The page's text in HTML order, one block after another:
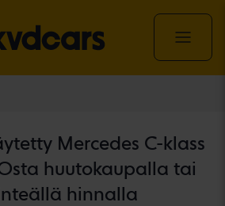
Mercedes C-klass
huutokaupalla tai
hinnalla